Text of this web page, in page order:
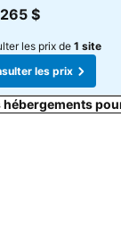
les prix
$
les prix de 1 site
les prix
hébergements